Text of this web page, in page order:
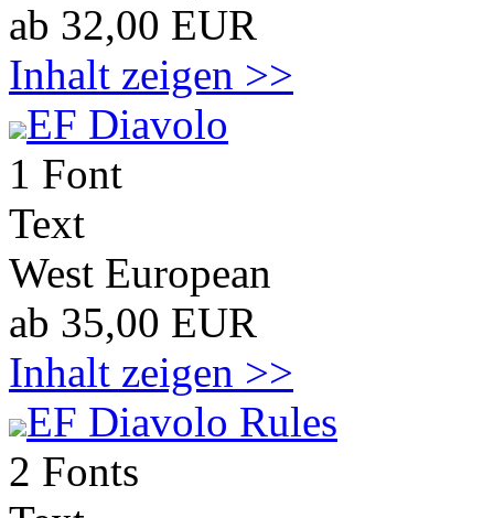
ab 32,00 EUR
Inhalt zeigen >>
EF Diavolo
1 Font
Text
West European
ab 35,00 EUR
Inhalt zeigen >>
EF Diavolo Rules
2 Fonts